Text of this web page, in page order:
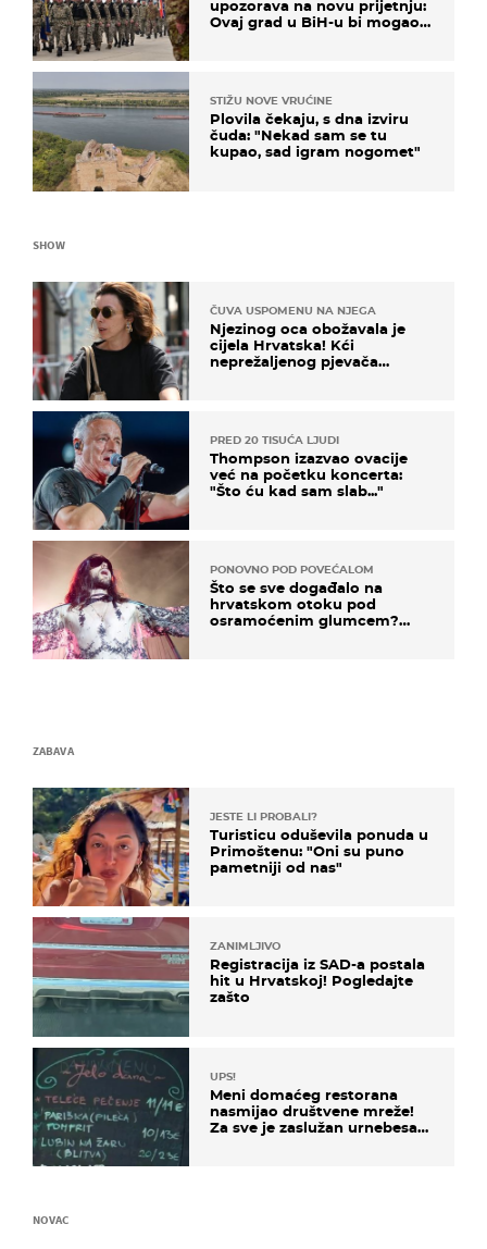
upozorava na novu prijetnju:
Ovaj grad u BiH-u bi mogao
STIŽU NOVE VRUĆINE
Plovila čekaju, s dna izviru
čuda: "Nekad sam se tu
kupao, sad igram nogomet"
SHOW
ČUVA USPOMENU NA NJEGA
Njezinog oca obožavala je
cijela Hrvatska! Kći
neprežaljenog pjevača
PRED 20 TISUĆA LJUDI
Thompson izazvao ovacije
već na početku koncerta:
"Što ću kad sam slab..."
PONOVNO POD POVEĆALOM
Što se sve događalo na
hrvatskom otoku pod
osramoćenim glumcem?
ZABAVA
JESTE LI PROBALI?
Turisticu oduševila ponuda u
Primoštenu: "Oni su puno
pametniji od nas"
ZANIMLJIVO
Registracija iz SAD-a postala
hit u Hrvatskoj! Pogledajte
zašto
UPS!
Meni domaćeg restorana
nasmijao društvene mreže!
Za sve je zaslužan urnebesan
NOVAC